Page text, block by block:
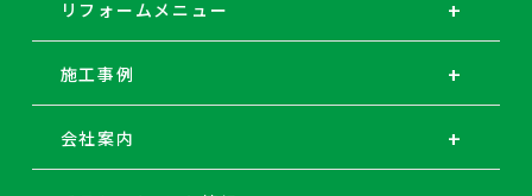
リフォームメニュー
施工事例
会社案内